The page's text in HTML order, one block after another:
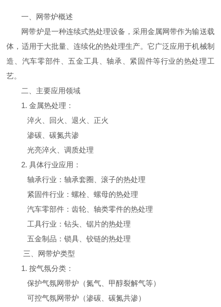
一、网带炉概述
网带炉是一种连续式热处理设备，采用金属网带作为输送载
体，适用于大批量、连续化的热处理生产。它广泛应用于机械制
造、汽车零部件、五金工具、轴承、紧固件等行业的热处理工
艺。
二、主要应用领域
1. 金属热处理：
淬火、回火、退火、正火
渗碳、碳氮共渗
光亮淬火、调质处理
2. 具体行业应用：
轴承行业：轴承套圈、滚子的热处理
紧固件行业：螺栓、螺母的热处理
汽车零部件：齿轮、轴类零件的热处理
工具行业：钻头、锯片的热处理
五金制品：锁具、铰链的热处理
三、网带炉类型
1. 按气氛分类：
保护气氛网带炉（氮气、甲醇裂解气等）
可控气氛网带炉（渗碳、碳氮共渗）